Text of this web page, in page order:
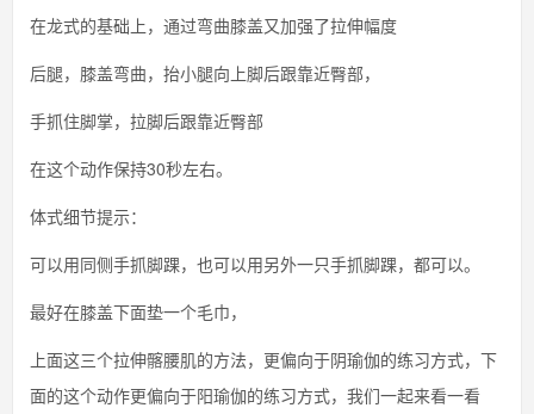
在龙式的基础上，通过弯曲膝盖又加强了拉伸幅度
后腿，膝盖弯曲，抬小腿向上脚后跟靠近臀部，
手抓住脚掌，拉脚后跟靠近臀部
在这个动作保持30秒左右。
体式细节提示：
可以用同侧手抓脚踝，也可以用另外一只手抓脚踝，都可以。
最好在膝盖下面垫一个毛巾，
上面这三个拉伸髂腰肌的方法，更偏向于阴瑜伽的练习方式，下
面的这个动作更偏向于阳瑜伽的练习方式，我们一起来看一看